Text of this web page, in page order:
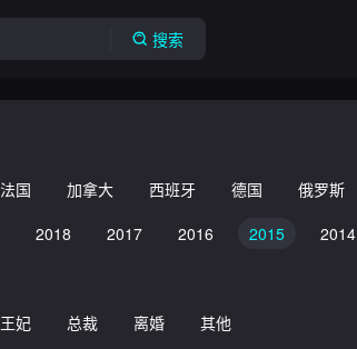
搜索
法国 加拿大 西班牙 德国 俄罗斯
2018 2017 2016 2015 2014
王妃 总裁 离婚
其他